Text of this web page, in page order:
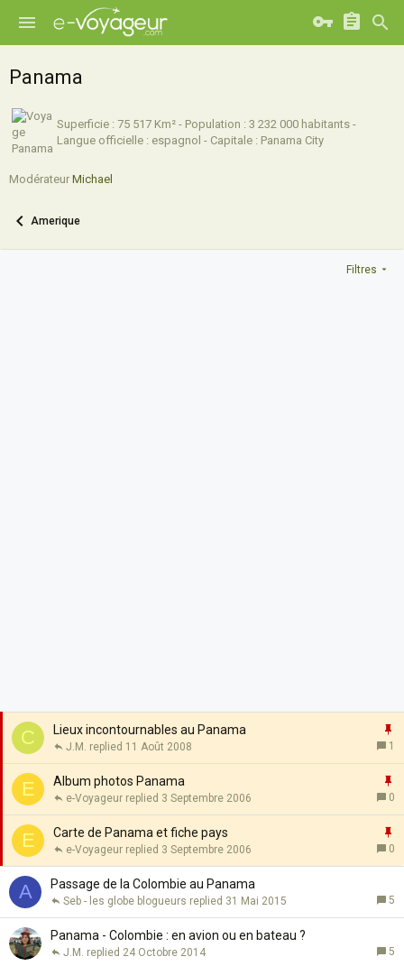
Panama
Superficie : 75 517 Km² - Population : 3 232 000 habitants -
Langue officielle : espagnol - Capitale : Panama City
Modérateur Michael
Amerique
Filtres
C
p
t
t
Lieux incontournables au Panama
1
11 Août 2008
J.M.
E
p
t
t
Album photos Panama
0
3 Septembre 2006
e-Voyageur
E
p
t
Carte de Panama et fiche pays
0
3 Septembre 2006
e-Voyageur
A Passage de la Colombie au Panama
5
31 Mai 2015
Seb - les globe blogueurs
Panama - Colombie : en avion ou en bateau ?
5
24 Octobre 2014
J.M.